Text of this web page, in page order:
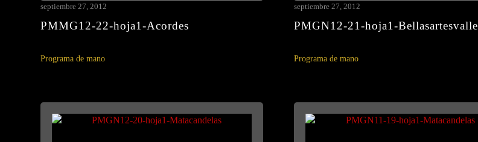
PMMG12-22-hoja1-Acordes
septiembre 27, 2012
Programa de mano
PMGN12-21-hoja1-Bellasartesvalle
septiembre 27, 2012
Programa de mano